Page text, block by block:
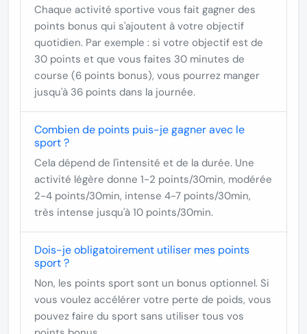
Chaque activité sportive vous fait gagner des
points bonus qui s'ajoutent à votre objectif
quotidien. Par exemple : si votre objectif est de
30 points et que vous faites 30 minutes de
course (6 points bonus), vous pourrez manger
jusqu'à 36 points dans la journée.
Combien de points puis-je gagner avec le
sport ?
Cela dépend de l'intensité et de la durée. Une
activité légère donne 1-2 points/30min, modérée
2-4 points/30min, intense 4-7 points/30min,
très intense jusqu'à 10 points/30min.
Dois-je obligatoirement utiliser mes points
sport ?
Non, les points sport sont un bonus optionnel. Si
vous voulez accélérer votre perte de poids, vous
pouvez faire du sport sans utiliser tous vos